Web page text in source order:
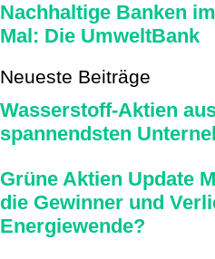
Nachhaltige Banken
Mal: Die UmweltBank
Neueste Beiträge
Wasserstoff-Aktien
spannendsten
Grüne Aktien Update
die Gewinner und
Energiewende?